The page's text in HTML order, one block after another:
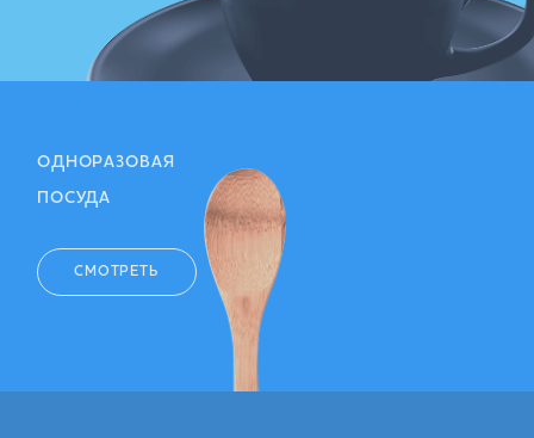
ОДНОРАЗОВАЯ
ПОСУДА
СМОТРЕТЬ